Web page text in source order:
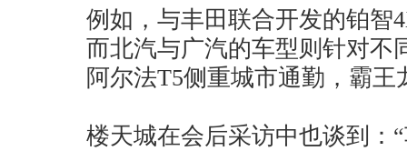
例如，与丰田联合开发的铂智
而北汽与广汽的车型则针对不
阿尔法T5侧重城市通勤，霸
楼天城在会后采访中也谈到：